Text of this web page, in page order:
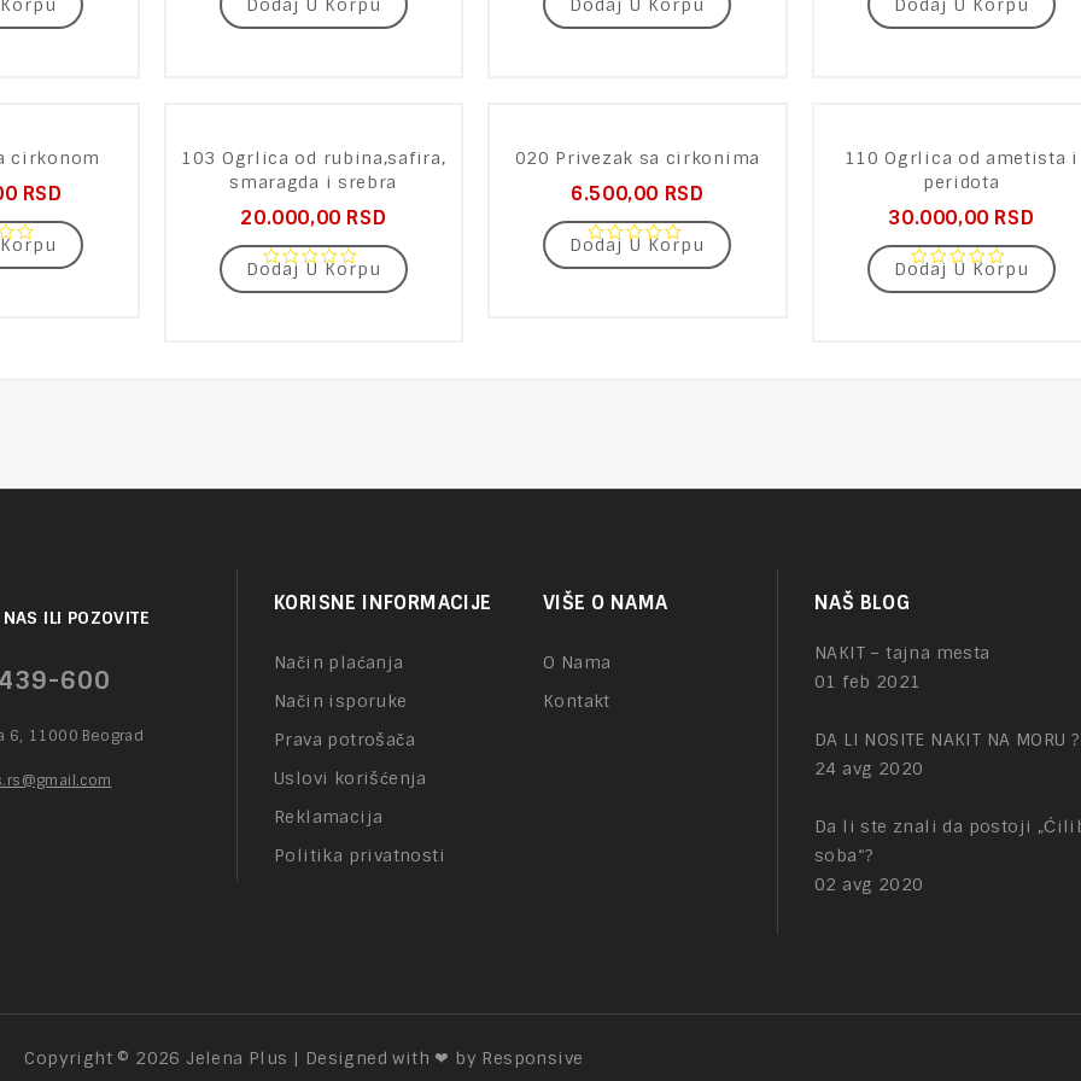
0
Dodaj U Korpu
0
Dodaj U Korpu
0
Dodaj U Korpu
cirkonom
RSD
103 Ogrlica od rubina,safira,
smaragda i srebra
20.000,00 RSD
0
Dodaj U Korpu
020 Privezak sa cirkonima
6.500,00 RSD
0
Dodaj U Korpu
110 Ogrlica od ametista i
peridota
30.000,00 RSD
0
Dodaj U Korpu
NAS ILI POZOVITE
600
6, 11000 Beograd
KORISNE INFORMACIJE
Način plaćanja
Način isporuke
Prava potrošača
Uslovi korišćenja
Reklamacija
Politika privatnosti
VIŠE O NAMA
O Nama
Kontakt
NAŠ BLOG
NAKIT – tajna mesta
01 feb 2021
DA LI NOSITE NAKIT NA MORU ?
24 avg 2020
Da li ste znali da postoji
soba“?
02 avg 2020
Copyright © 2026 Jelena Plus | Designed with ❤ by Responsive